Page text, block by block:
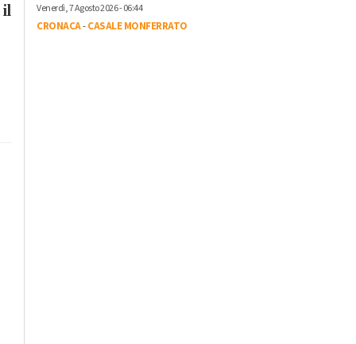
il Venerdì, 7 Agosto 2026 - 06:44
CRONACA-CASALE MONFERRATO